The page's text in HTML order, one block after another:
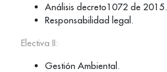
Análisis decreto1072 de 2015.
Responsabilidad legal.
Electiva II:
Gestión Ambiental.